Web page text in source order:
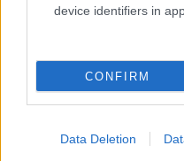
device identifiers in
CONFIRM
Data Deletion
Diora Fashion Clothes 2023
Πληκτρολογίστε τη λέξη που θέλετε